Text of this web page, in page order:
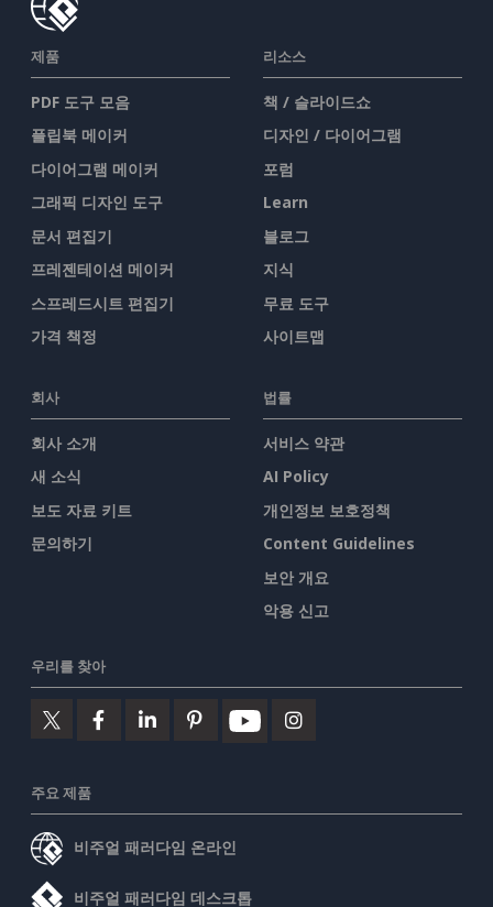
제품
PDF 도구 모음
플립북 메이커
다이어그램 메이커
그래픽 디자인 도구
문서 편집기
프레젠테이션 메이커
스프레드시트 편집기
가격 책정
리소스
책 / 슬라이드쇼
디자인 / 다이어그램
포럼
Learn
블로그
지식
무료 도구
사이트맵
회사
회사 소개
새 소식
보도 자료 키트
문의하기
법률
서비스 약관
AI Policy
개인정보 보호정책
Content Guidelines
보안 개요
악용 신고
우리를 찾아
주요 제품
비주얼 패러다임 온라인
비주얼 패러다임 데스크톱